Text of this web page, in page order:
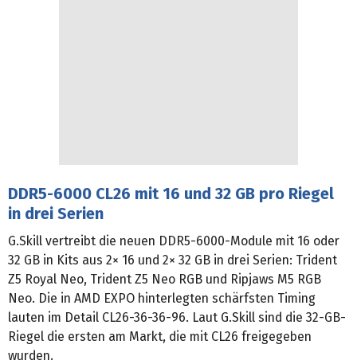
DDR5-6000 CL26 mit 16 und 32 GB pro Riegel
in drei Serien
G.Skill vertreibt die neuen DDR5-6000-Module mit 16 oder
32 GB in Kits aus 2× 16 und 2× 32 GB in drei Serien: Trident
Z5 Royal Neo, Trident Z5 Neo RGB und Ripjaws M5 RGB
Neo. Die in AMD EXPO hinterlegten schärfsten Timing
lauten im Detail CL26-36-36-96. Laut G.Skill sind die 32-GB-
Riegel die ersten am Markt, die mit CL26 freigegeben
wurden.